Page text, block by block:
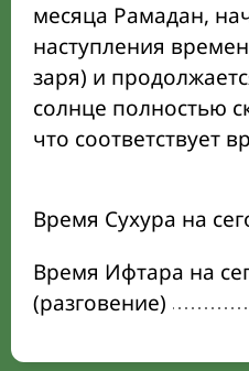
месяца Рамадан,
наступления
заря) и
солнце полностью
что соответствует
Время Сухура на
Время Ифтара на
(разговение)